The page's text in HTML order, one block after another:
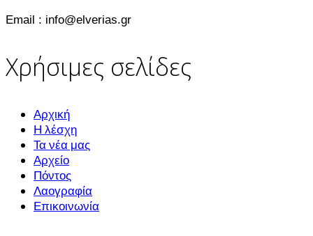
Email : info@elverias.gr
Χρήσιμες σελίδες
Αρχική
Η λέσχη
Τα νέα μας
Αρχείο
Πόντος
Λαογραφία
Επικοινωνία